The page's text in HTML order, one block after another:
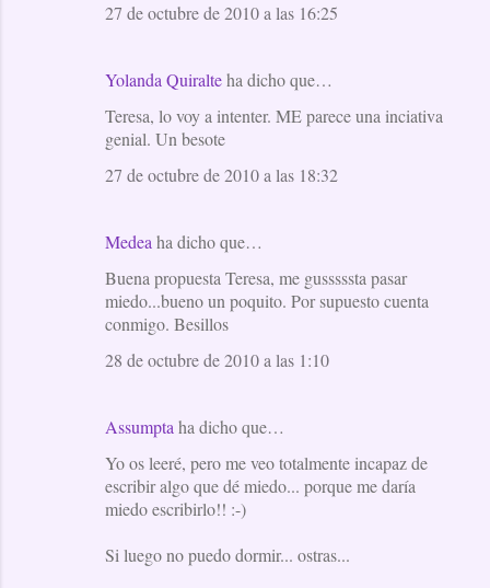
27 de octubre de 2010 a las 16:25
Yolanda Quiralteha dicho que…
Teresa, lo voy a intenter. ME parece una inciativa
genial. Un besote
27 de octubre de 2010 a las 18:32
Medea ha dicho que…
Buena propuesta Teresa, me gusssssta pasar
miedo...bueno un poquito. Por supuesto cuenta
conmigo. Besillos
28 de octubre de 2010 a las 1:10
Assumpta ha dicho que…
Yo os leeré, pero me veo totalmente incapaz de
escribir algo que dé miedo... porque me daría
miedo escribirlo!! :-)
Si luego no puedo dormir... ostras...